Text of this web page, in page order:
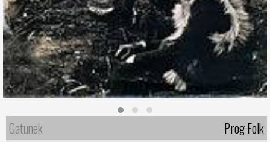
Gatunek
Prog Folk